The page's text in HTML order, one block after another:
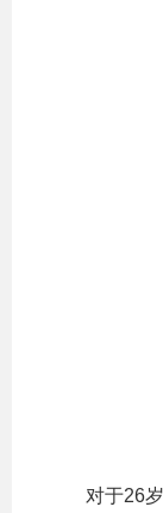
对于26